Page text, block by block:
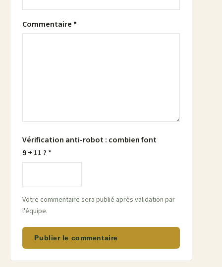
Commentaire *
Vérification anti-robot : combien font
9 + 11 ? *
Votre commentaire sera publié après validation par
l'équipe.
Publier le commentaire